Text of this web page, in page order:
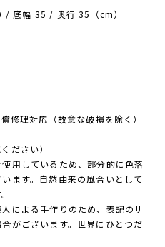
/ 底幅 35 / 奥行 35（cm）
理対応（故意な破損を除く）
ださい）
用しているため、部分的に色落
ます。自然由来の風合いとして
による手作りのため、表記のサ
がございます。世界にひとつだ